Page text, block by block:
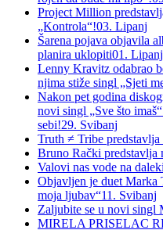
Project Million
„Kontrola“!03. Lipanj
Šarena pojava objavila
planira uklopiti01. Lipanj
Lenny Kravitz odabrao
njima stiže singl „Sjeti
Nakon pet godina
novi singl „Sve što
sebi!29. Svibanj
Truth ≠ Tribe
Bruno Rački predstavlja
Valovi nas vode na
Objavljen je duet Marka
moja ljubav“11. Svibanj
Zaljubite se u novi singl
MIRELA PRISELAC